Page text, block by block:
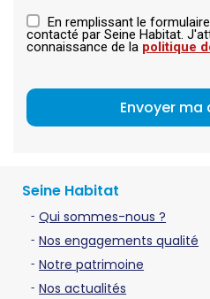
En remplissant le
contacté par Seine Habitat.
connaissance de la politique
Seine Habitat
Qui sommes-nous ?
Nos engagements qualité
Notre patrimoine
Nos actualités